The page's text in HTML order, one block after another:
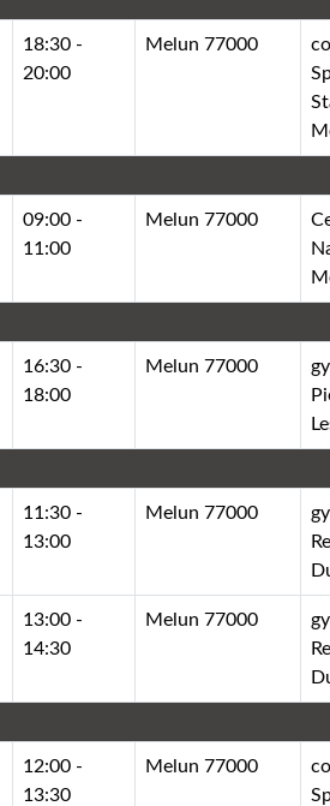
18:30 -
20:00
Melun 77000
09:00 -
11:00
Melun 77000
16:30 -
18:00
Melun 77000
11:30 -
13:00
Melun 77000
13:00 -
14:30
Melun 77000
12:00 -
13:30
Melun 77000